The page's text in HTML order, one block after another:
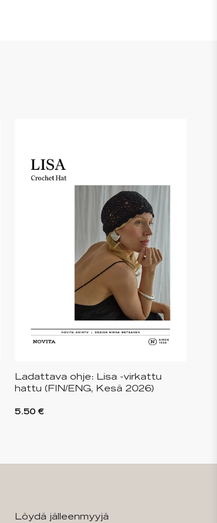
Ladattava ohje: Lisa -virkattu
hattu (FIN/ENG, Kesä 2026)
5.50 €
Löydä jälleenmyyjä